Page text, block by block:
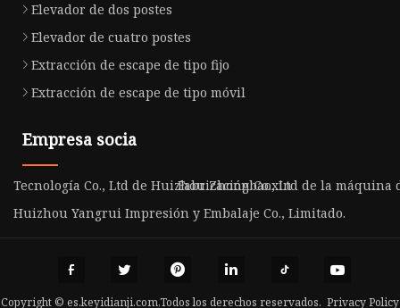
Elevador de dos postes
Elevador de cuatro postes
Extracción de escape de tipo fijo
Extracción de escape de tipo móvil
Empresa socia
Tecnología Co., Ltd de Huizhou Zhongbaoxin
Fabricación Co., Ltd de la máquina
Huizhou Yangrui Impresión y Embalaje Co., Limitado.
Copyright © es.keyidianji.com,Todos los derechos reservados. Privacy Policy